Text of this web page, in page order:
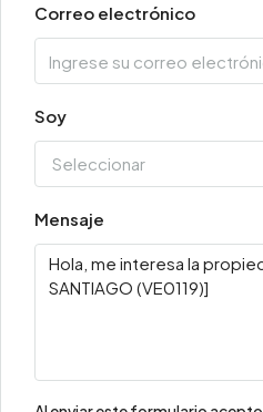
Correo electrónico
Soy
Seleccionar
Mensaje